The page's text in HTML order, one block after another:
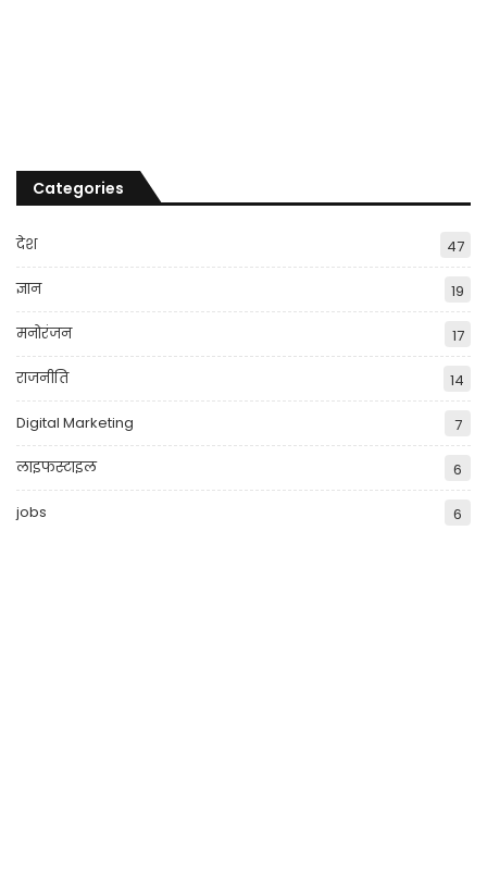
Categories
देश 47
ज्ञान 19
मनोरंजन 17
राजनीति 14
Digital Marketing 7
लाइफस्टाइल 6
jobs 6